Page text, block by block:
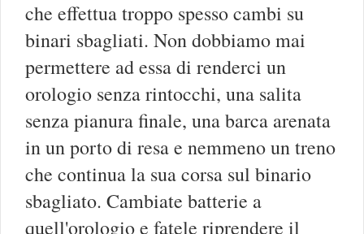
che effettua troppo spesso cambi su
binari sbagliati. Non dobbiamo mai
permettere ad essa di renderci un
orologio senza rintocchi, una salita
senza pianura finale, una barca arenata
in un porto di resa e nemmeno un treno
che continua la sua corsa sul binario
sbagliato. Cambiate batterie a
quell'orologio e fatele riprendere il